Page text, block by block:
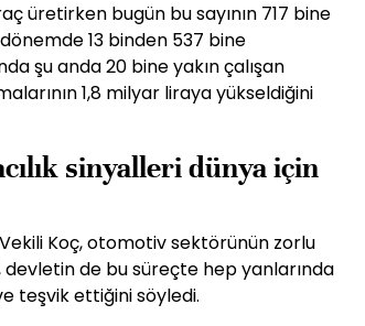
üretirken bugün bu sayının 717 bine
13 binden 537 bine
şu anda 20 bine yakın çalışan
1,8 milyar liraya yükseldiğini
sinyalleri dünya için
Koç, otomotiv sektörünün zorlu
de bu süreçte hep yanlarında
teşvik ettiğini söyledi.